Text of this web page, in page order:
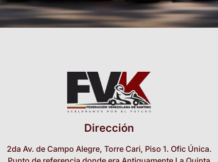
Dirección
2da Av. de Campo Alegre, Torre Cari, Piso 1. Ofic Única.